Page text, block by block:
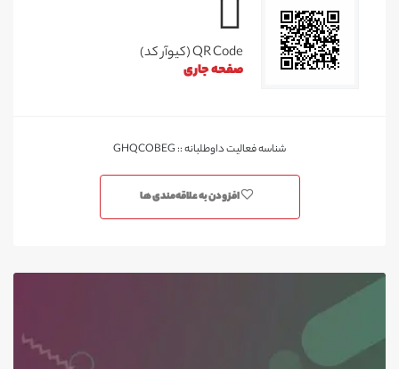
QR Code (کیوآر کد)
صفحه جاری
شناسه فعالیت داوطلبانه :: GHQCOBEG
افزودن به علاقه‌مندی ها